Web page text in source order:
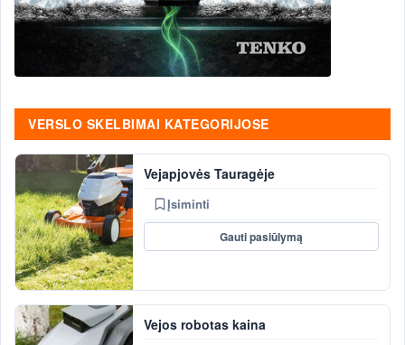
VERSLO SKELBIMAI KATEGORIJOSE
Vejapjovės Tauragėje
Įsiminti
Gauti pasiūlymą
Vejos robotas kaina